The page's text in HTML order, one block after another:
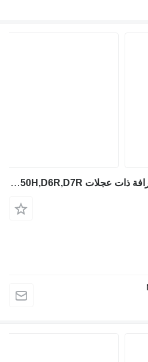
وحدة التحكم 262-1408 لـ جرافة ذات عجلات Caterpillar 966H,972H,950H,D6R,D7R